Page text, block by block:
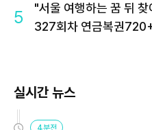
5
"서울 여행하는 꿈 뒤
327회차 연금복권
실시간 뉴스